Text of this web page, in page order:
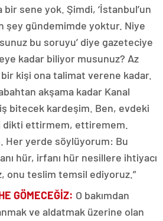
sene yok. Şimdi, ‘İstanbul’un
şey gündemimde yoktur. Niye
bu soruyu’ diye gazeteciye
kadar biliyor musunuz? Az
kişi ona talimat verene kadar.
akşama kadar Kanal
bitecek kardeşim. Ben, evdeki
dikti ettirmem, ettiremem.
Her yerde söylüyorum: Bu
hür, irfanı hür nesillere ihtiyacı
onu teslim temsil ediyoruz.”
GÖMECEĞİZ: O bakımdan
ve aldatmak üzerine olan